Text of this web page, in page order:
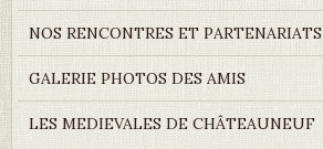
NOS RENCONTRES ET PARTENARIATS
GALERIE PHOTOS DES AMIS
LES MEDIEVALES DE CHÂTEAUNEUF